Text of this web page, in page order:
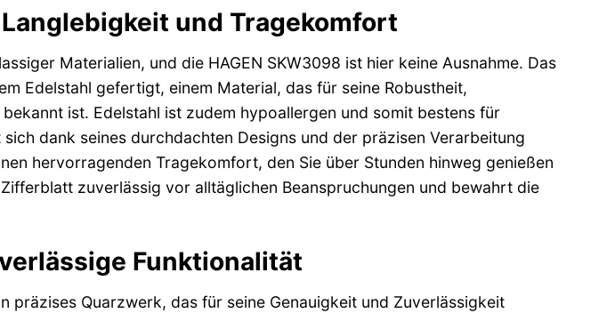
und Tragekomfort
Materialien, und die HAGEN SKW3098 ist hier keine Ausnahme. Das
Edelstahl gefertigt, einem Material, das für seine Robustheit,
ist. Edelstahl ist zudem hypoallergen und somit bestens für
dank seines durchdachten Designs und der präzisen Verarbeitung
hervorragenden Tragekomfort, den Sie über Stunden hinweg genießen
zuverlässig vor alltäglichen Beanspruchungen und bewahrt die
Funktionalität
präzises Quarzwerk, das für seine Genauigkeit und Zuverlässigkeit